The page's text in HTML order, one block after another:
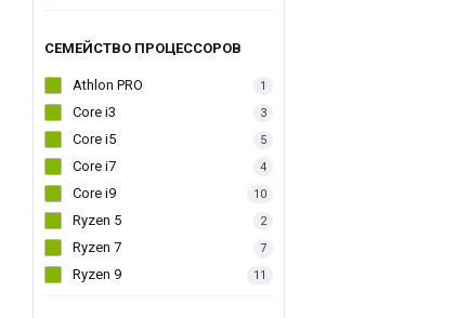
СЕМЕЙСТВО ПРОЦЕССОРОВ
Athlon PRO 1
Core i3 3
Core i5 5
Core i7 4
Core i9 10
Ryzen 5 2
Ryzen 7 7
Ryzen 9 11